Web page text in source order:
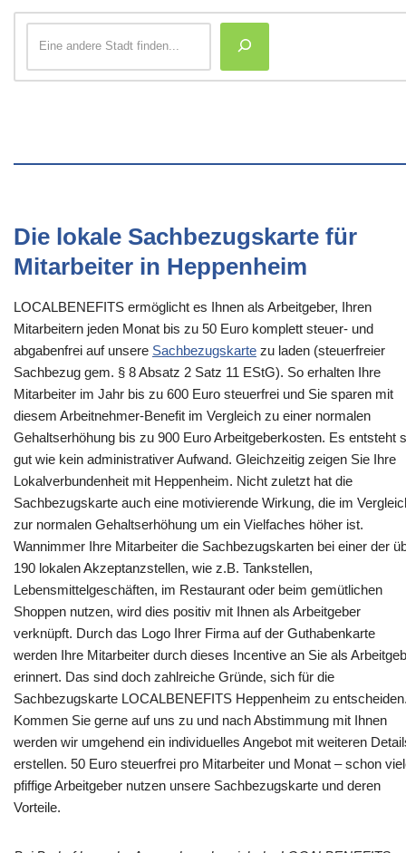
Die lokale Sachbezugskarte für
Mitarbeiter in Heppenheim
LOCALBENEFITS ermöglicht es Ihnen als Arbeitgeber, Ihren
Mitarbeitern jeden Monat bis zu 50 Euro komplett steuer- und
abgabenfrei auf unsere Sachbezugskarte zu laden (steuerfreier
Sachbezug gem. § 8 Absatz 2 Satz 11 EStG). So erhalten Ihre
Mitarbeiter im Jahr bis zu 600 Euro steuerfrei und Sie sparen mit
diesem Arbeitnehmer-Benefit im Vergleich zu einer normalen
Gehaltserhöhung bis zu 900 Euro Arbeitgeberkosten. Es entsteht
gut wie kein administrativer Aufwand. Gleichzeitig zeigen Sie Ihre
Lokalverbundenheit mit Heppenheim. Nicht zuletzt hat die
Sachbezugskarte auch eine motivierende Wirkung, die im
zur normalen Gehaltserhöhung um ein Vielfaches höher ist.
Wannimmer Ihre Mitarbeiter die Sachbezugskarten bei einer der
190 lokalen Akzeptanzstellen, wie z.B. Tankstellen,
Lebensmittelgeschäften, im Restaurant oder beim gemütlichen
Shoppen nutzen, wird dies positiv mit Ihnen als Arbeitgeber
verknüpft. Durch das Logo Ihrer Firma auf der Guthabenkarte
werden Ihre Mitarbeiter durch dieses Incentive an Sie als
erinnert. Das sind doch zahlreiche Gründe, sich für die
Sachbezugskarte LOCALBENEFITS Heppenheim zu
Kommen Sie gerne auf uns zu und nach Abstimmung mit Ihnen
werden wir umgehend ein individuelles Angebot mit weiteren
erstellen. 50 Euro steuerfrei pro Mitarbeiter und Monat – schon
pfiffige Arbeitgeber nutzen unsere Sachbezugskarte und deren
Vorteile.